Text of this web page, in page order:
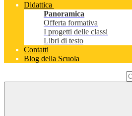
Didattica
Panoramica
Offerta formativa
I progetti delle classi
Libri di testo
Contatti
Blog della Scuola